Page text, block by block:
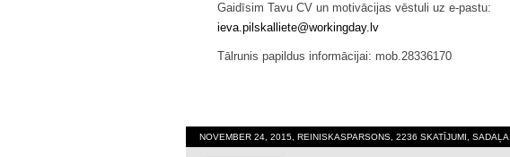
Gaidīsim Tavu CV un motivācijas vēstuli uz e-pastu:
ieva.pilskalliete@workingday. lv
Tālrunis papildus informācijai: mob.28336170
NOVEMBER 24, 2015, REINISKASPARSONS, 2236 SKATĪJUMI, SADAĻA